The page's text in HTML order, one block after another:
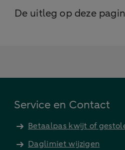
De uitleg op deze
Service en Contact
Betaalpas kwijt of
Daglimiet wijzigen